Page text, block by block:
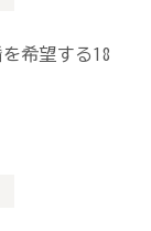
希望する18